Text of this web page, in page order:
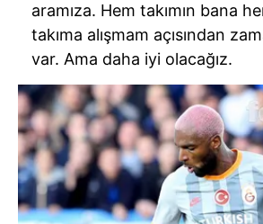
aramıza. Hem takımın bana
takıma alışmam açısından
var. Ama daha iyi olacağız.